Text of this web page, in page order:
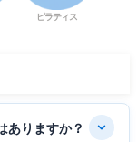
ピラティス
ありますか？